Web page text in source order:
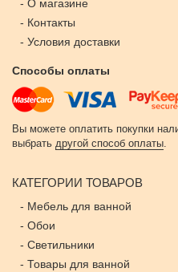
- О магазине
- Контакты
- Условия доставки
Способы оплаты
Вы можете оплатить покупки
выбрать другой способ оплаты.
КАТЕГОРИИ ТОВАРОВ
- Мебель для ванной
- Обои
- Светильники
- Товары для ванной